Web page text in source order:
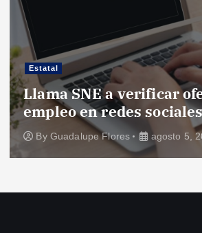
Estatal
Llama SNE a verificar
empleo en redes
By Guadalupe Flores agosto 5,